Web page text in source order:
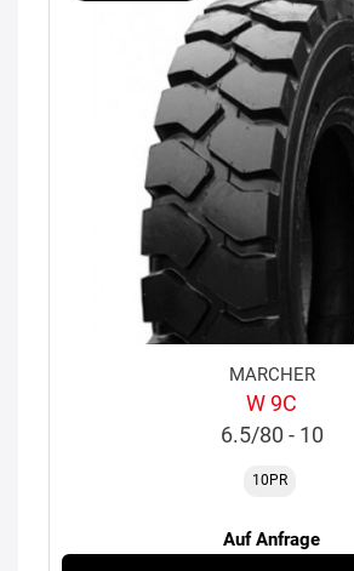
MARCHER
W 9C
6.5/80 - 10
10PR
Auf Anfrage